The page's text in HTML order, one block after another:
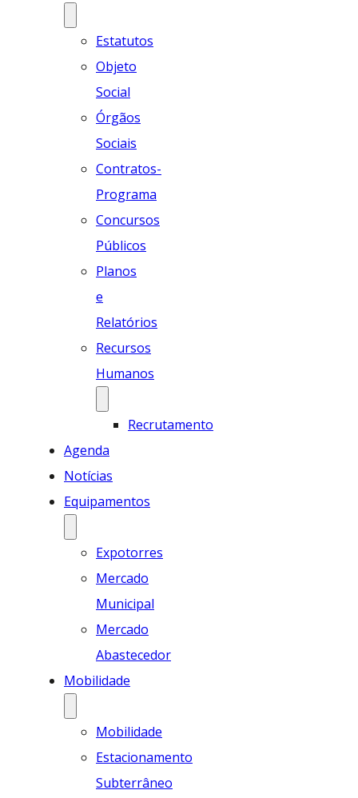
Estatutos
Objeto
Social
Órgãos
Sociais
Contratos-
Programa
Concursos
Públicos
Planos
e
Relatórios
Recursos
Humanos
Recrutamento
Agenda
Notícias
Equipamentos
Expotorres
Mercado
Municipal
Mercado
Abastecedor
Mobilidade
Mobilidade
Estacionamento
Subterrâneo